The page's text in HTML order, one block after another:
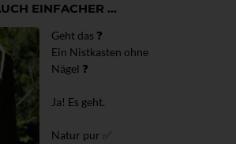
EINFACHER ...
Geht das ❓
Ein Nistkasten ohne
Nägel ❓
Ja! Es geht.
Natur pur ✅